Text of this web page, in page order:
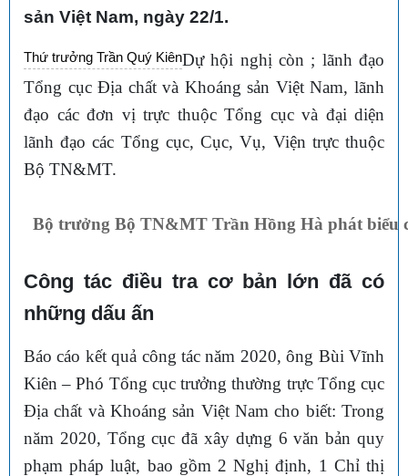
sản Việt Nam, ngày 22/1.
Dự hội nghị còn
Thứ trưởng Trần Quý Kiên
; lãnh đạo
Tổng cục Địa chất và Khoáng sản Việt Nam, lãnh
đạo các đơn vị trực thuộc Tổng cục và đại diện
lãnh đạo các Tổng cục, Cục, Vụ, Viện trực thuộc
Bộ TN&MT.
Bộ trưởng Bộ TN&MT Trần Hồng Hà phát biểu
Công tác điều tra cơ bản lớn đã có
những dấu ấn
Báo cáo kết quả công tác năm 2020, ông Bùi Vĩnh
Kiên – Phó Tổng cục trưởng thường trực Tổng cục
Địa chất và Khoáng sản Việt Nam cho biết: Trong
năm 2020, Tổng cục đã xây dựng 6 văn bản quy
phạm pháp luật, bao gồm 2 Nghị định, 1 Chỉ thị